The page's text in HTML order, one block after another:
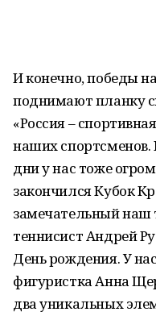
И конечно, победы
поднимают планку
«Россия –
наших спортсменов.
дни у нас тоже
закончился Кубок
замечательный наш
теннисист Андрей
День рождения. У
фигуристка Анна
два уникальных